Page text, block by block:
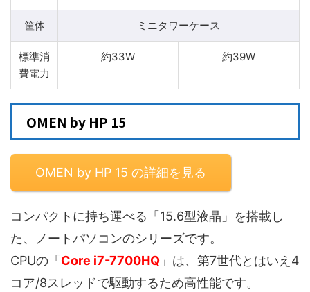
筐体 ミニタワーケース
標準消
費電力
約33W 約39W
OMEN by HP 15
OMEN by HP 15 の詳細を見る
コンパクトに持ち運べる「15.6型液晶」を搭載し
た、ノートパソコンのシリーズです。
CPUの「 Core i7-7700HQ 」は、第7世代とはいえ4
コア/8スレッドで駆動するため高性能です。